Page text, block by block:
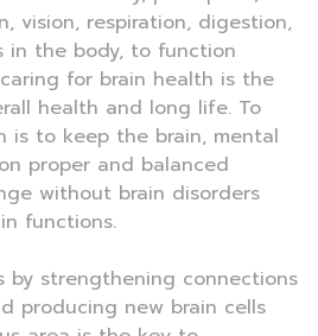
vision, respiration, digestion,
in the body, to function
for brain health is the
health and long life. To
is to keep the brain, mental
proper and balanced
without brain disorders
functions.
by strengthening connections
producing new brain cells